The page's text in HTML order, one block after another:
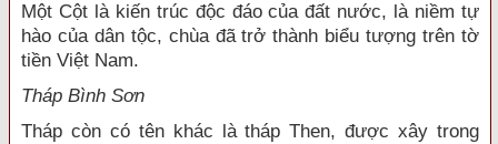
Một Cột là kiến trúc độc đáo của đất nước, là niềm tự
hào của dân tộc, chùa đã trở thành biểu tượng trên tờ
tiền Việt Nam.
Tháp Bình Sơn
Tháp còn có tên khác là tháp Then, được xây trong